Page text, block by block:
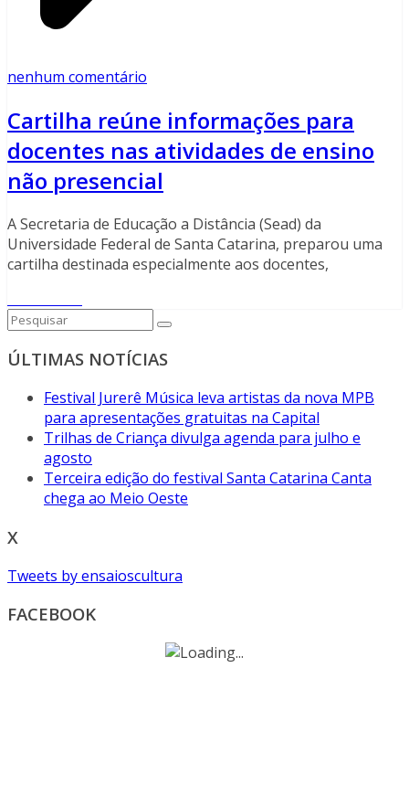
nenhum comentário
Cartilha reúne informações para
docentes nas atividades de ensino
não presencial
A Secretaria de Educação a Distância (Sead) da
Universidade Federal de Santa Catarina, preparou uma
cartilha destinada especialmente aos docentes,
ÚLTIMAS NOTÍCIAS
Festival Jurerê Música leva artistas da nova MPB
para apresentações gratuitas na Capital
Trilhas de Criança divulga agenda para julho e
agosto
Terceira edição do festival Santa Catarina Canta
chega ao Meio Oeste
X
Tweets by ensaioscultura
FACEBOOK